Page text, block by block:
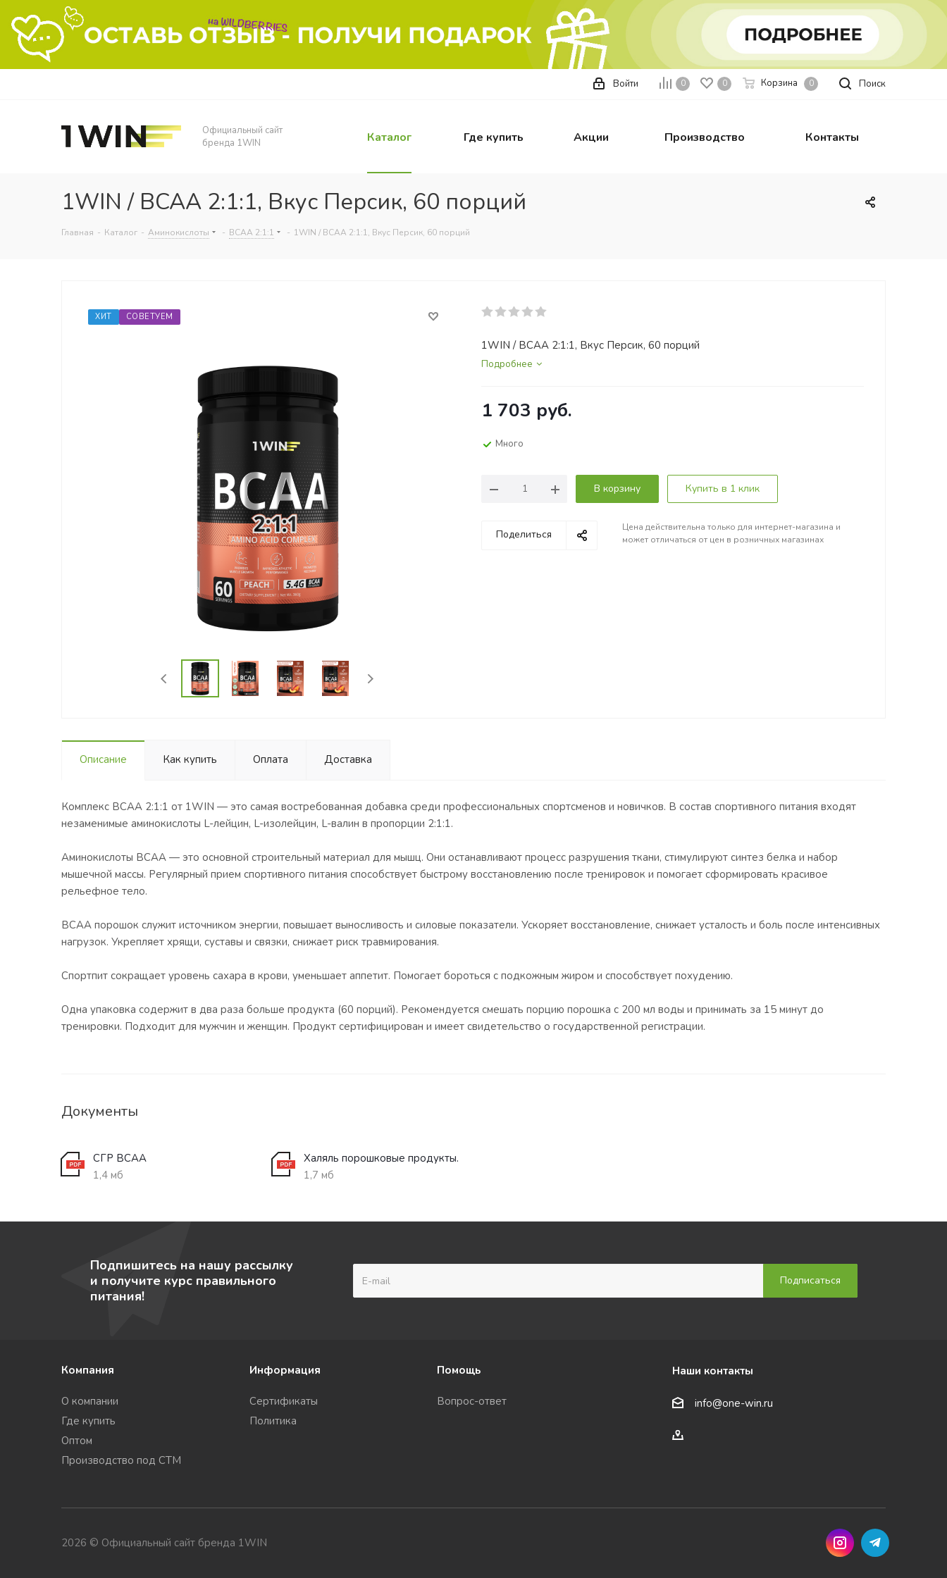
Поиск
0 0 Корзина 0
Войти
Официальный сайт
бренда 1WIN
Каталог Где купить Акции Производство Контакты
1WIN / BCAA 2:1:1, Вкус Персик, 60 порций
Главная - Каталог - Аминокислоты - BCAA 2:1:1 - 1WIN / BCAA 2:1:1, Вкус Персик, 60 порций
ХИТ СОВЕТУЕМ
1WIN / BCAA 2:1:1, Вкус Персик, 60 порций
Подробнее
1 703 руб.
Много
В корзину Купить в 1 клик
Поделиться
Цена действительна только для интернет-магазина и
может отличаться от цен в розничных магазинах
Описание Как купить Оплата Доставка
Комплекс ВСАА 2:1:1 от 1WIN — это самая востребованная добавка среди профессиональных спортсменов и новичков. В состав спортивного питания входят
незаменимые аминокислоты L-лейцин, L-изолейцин, L-валин в пропорции 2:1:1.
Аминокислоты ВCAA — это основной строительный материал для мышц. Они останавливают процесс разрушения ткани, стимулируют синтез белка и набор
мышечной массы. Регулярный прием спортивного питания способствует быстрому восстановлению после тренировок и помогает сформировать красивое
рельефное тело.
BCAA порошок служит источником энергии, повышает выносливость и силовые показатели. Ускоряет восстановление, снижает усталость и боль после интенсивных
нагрузок. Укрепляет хрящи, суставы и связки, снижает риск травмирования.
Спортпит сокращает уровень сахара в крови, уменьшает аппетит. Помогает бороться с подкожным жиром и способствует похудению.
Одна упаковка содержит в два раза больше продукта (60 порций). Рекомендуется смешать порцию порошка с 200 мл воды и принимать за 15 минут до
тренировки. Подходит для мужчин и женщин. Продукт сертифицирован и имеет свидетельство о государственной регистрации.
Документы
СГР BCAA
1,4 мб
Халяль порошковые продукты.
1,7 мб
Подпишитесь на нашу рассылку
и получите курс правильного
питания!
Компания
О компании
Где купить
Оптом
Производство под СТМ
Информация
Сертификаты
Политика
Помощь
Вопрос-ответ
Наши контакты
info@one-win.ru
2026 © Официальный сайт бренда 1WIN